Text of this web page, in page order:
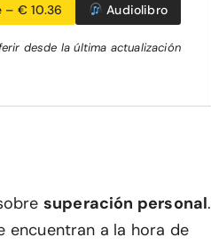
– € 10.36 Audiolibro
desde la última actualización
superación personal.
encuentran a la hora de